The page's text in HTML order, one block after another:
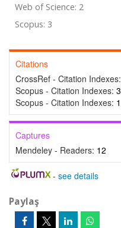
Web of Science: 2
Scopus: 3
Citations
CrossRef - Citation Indexes:
Scopus - Citation Indexes: 3
Scopus - Citation Indexes: 1
Captures
Mendeley - Readers: 12
- see details
Paylaş